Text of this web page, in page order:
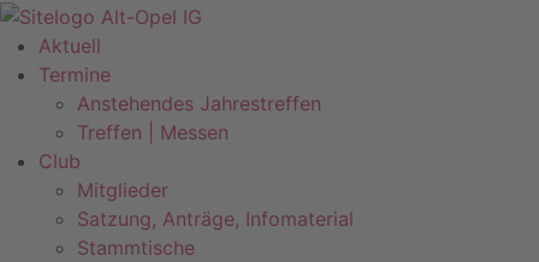
Zum
Inhalt
springen
Aktuell
Termine
Anstehendes Jahrestreffen
Treffen | Messen
Club
Mitglieder
Satzung, Anträge, Infomaterial
Stammtische